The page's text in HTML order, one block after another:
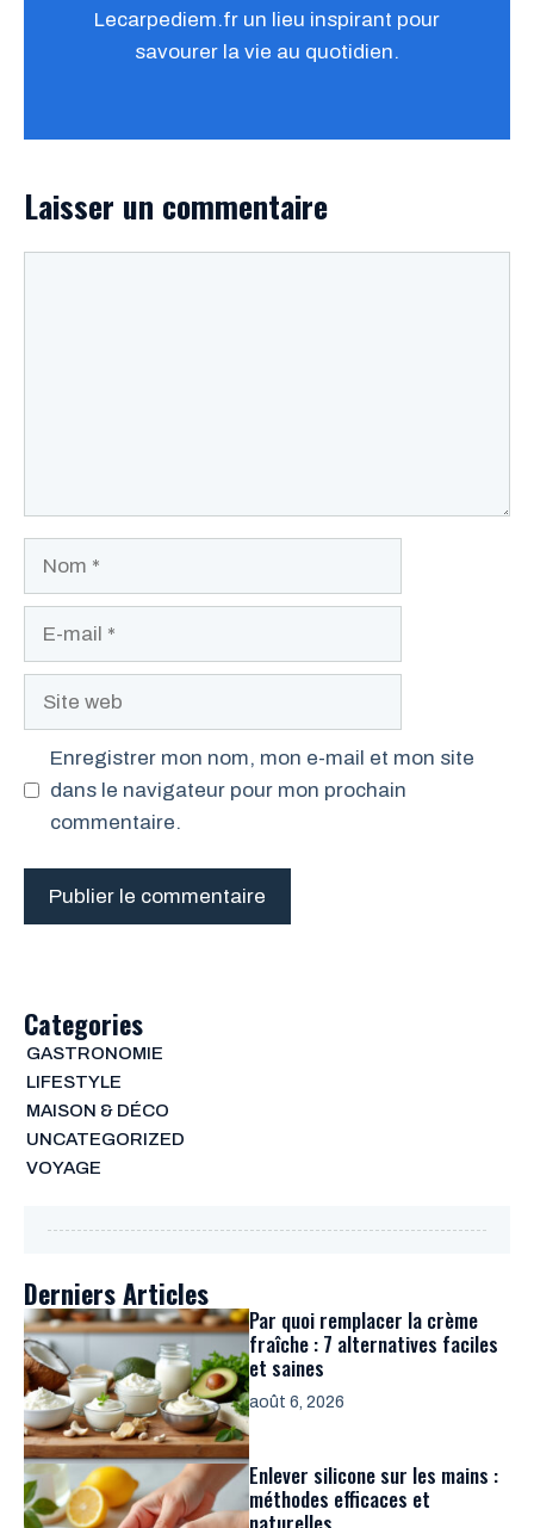
Lecarpediem.fr un lieu inspirant pour
savourer la vie au quotidien.
Laisser un commentaire
Enregistrer mon nom, mon e-mail et mon site
dans le navigateur pour mon prochain
commentaire.
Categories
GASTRONOMIE
LIFESTYLE
MAISON & DÉCO
UNCATEGORIZED
VOYAGE
Derniers Articles
Par quoi remplacer la crème
fraîche : 7 alternatives faciles
et saines
août 6, 2026
Enlever silicone sur les mains :
méthodes efficaces et